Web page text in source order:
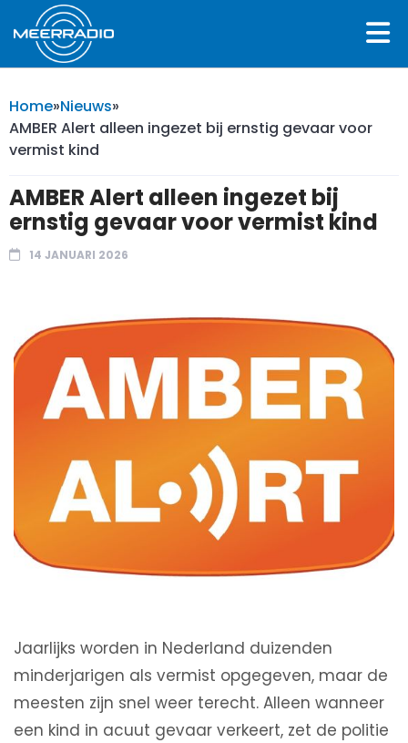
Home»Nieuws»
AMBER Alert alleen ingezet bij ernstig gevaar voor
vermist kind
AMBER Alert alleen ingezet bij
ernstig gevaar voor vermist kind
14 JANUARI 2026
Jaarlijks worden in Nederland duizenden
minderjarigen als vermist opgegeven, maar de
meesten zijn snel weer terecht. Alleen wanneer
een kind in acuut gevaar verkeert, zet de politie